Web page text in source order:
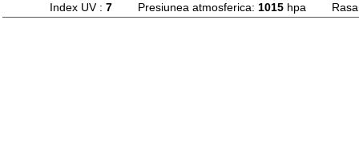
Index UV : 7Presiunea atmosferica: 1015hpa